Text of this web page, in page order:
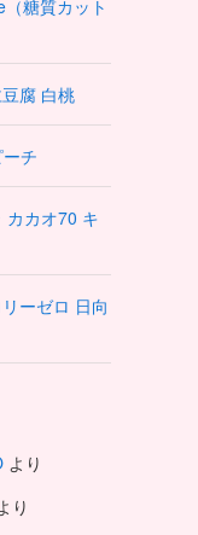
糖質カット
腐 白桃
チ
カカオ70 キ
ーゼロ 日向
より
り